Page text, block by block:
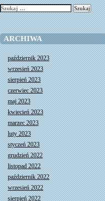
Szukaj:
ARCHIWA
październik 2023
wrzesień 2023
sierpień 2023
czerwiec 2023
maj 2023
kwiecień 2023
marzec 2023
luty 2023
styczeń 2023
grudzień 2022
listopad 2022
październik 2022
wrzesień 2022
sierpień 2022